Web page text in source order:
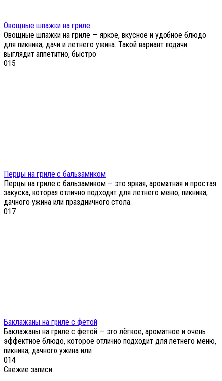
Овощные шпажки на гриле
Овощные шпажки на гриле — яркое, вкусное и удобное блюдо
для пикника, дачи и летнего ужина. Такой вариант подачи
выглядит аппетитно, быстро
015
Перцы на гриле с бальзамиком
Перцы на гриле с бальзамиком — это яркая, ароматная и простая
закуска, которая отлично подходит для летнего меню, пикника,
дачного ужина или праздничного стола.
017
Баклажаны на гриле с фетой
Баклажаны на гриле с фетой — это лёгкое, ароматное и очень
эффектное блюдо, которое отлично подходит для летнего меню,
пикника, дачного ужина или
014
Свежие записи